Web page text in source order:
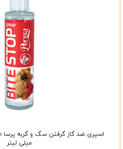
میلی لیتر